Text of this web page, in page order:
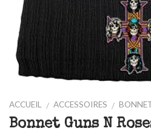
ACCUEIL / ACCESSOIRES /
Bonnet Guns N